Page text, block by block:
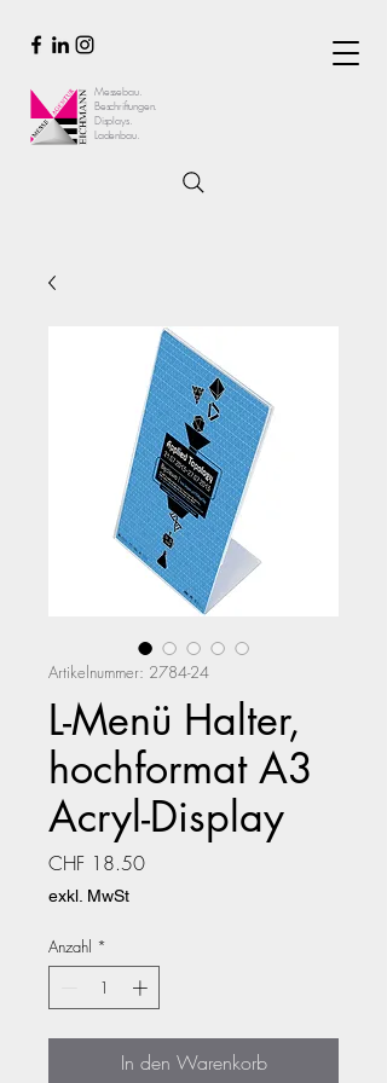
Messebau.
Beschriftungen.
Displays.
Ladenbau.
Artikelnummer: 2784-24
L-Menü Halter,
hochformat A3
Acryl-Display
CHF 18.50Preis
exkl. MwSt
Anzahl *
In den Warenkorb